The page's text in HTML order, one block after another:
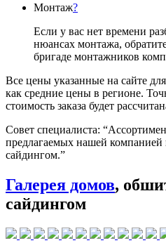
Монтаж?
Если у вас нет времени
нюансах монтажа,
бригаде монтажников
Все цены указанные на сайте
как средние цены в регионе.
стоимость заказа будет
Совет специалиста:
предлагаемых нашей компанией
сайдингом.”
Галерея домов,
сайдингом